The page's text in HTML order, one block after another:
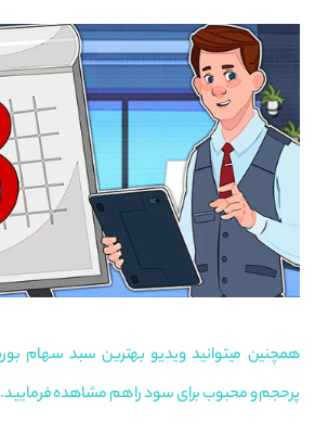
پرحجم و محبوب برای سود را هم مشاهده فرمایید.